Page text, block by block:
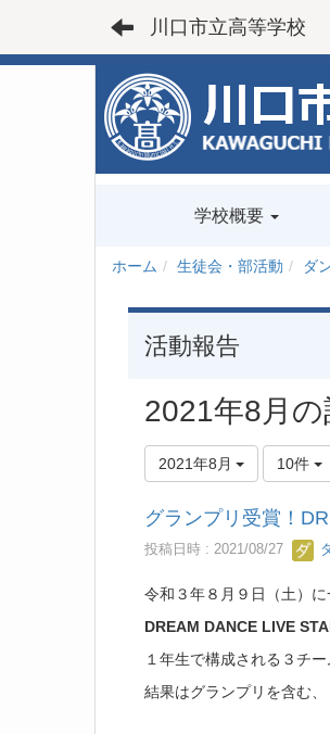
川口市立高等学校
学校概要
ホーム 生徒会・部活動 ダ
活動報告
2021年8月
2021年8月 10件
グランプリ受賞！
投稿日時 : 2021/08/27
令和３年８月９日（土）
DREAM DANCE LIVE
１年生で構成される３チ
結果はグランプリを含む